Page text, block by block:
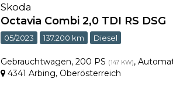
Skoda
Octavia Combi 2,0 TDI RS DSG
05/2023 137.200 km Diesel
Gebrauchtwagen,200 PS (147 KW),
4341 Arbing, Oberösterreich